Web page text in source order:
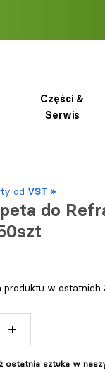
Części &
Serwis
od VST »
do
produktu w ostatnich
ostatnia sztuka w